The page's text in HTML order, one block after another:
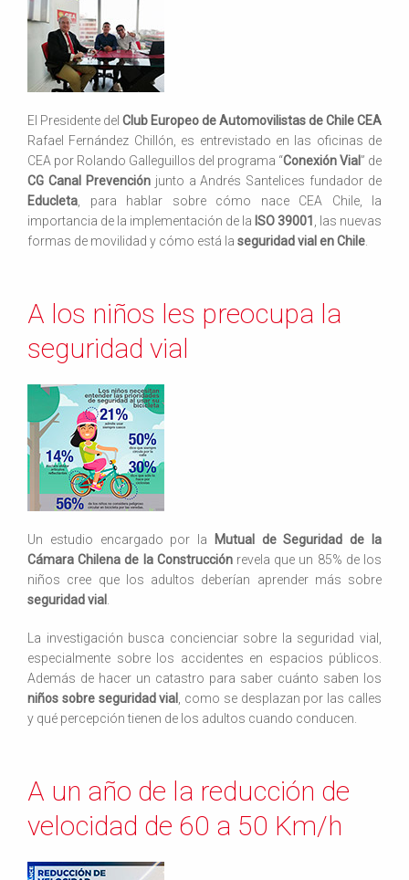
El Presidente del Club Europeo de Automovilistas de Chile CEA
Rafael Fernández Chillón, es entrevistado en las oficinas de
CEA por Rolando Galleguillos del programa “Conexión Vial” de
CG Canal Prevenciónjunto a Andrés Santelices fundador de
Educleta , para hablar sobre cómo nace CEA Chile, la
importancia de la implementación de la ISO 39001
, las nuevas
formas de movilidad y cómo está la seguridad vial en Chile
A los niños les preocupa la
seguridad vial
Un estudio encargado por la
Mutual de Seguridad de la
Cámara Chilena de la Construcciónrevela que un 85% de los
niños cree que los adultos deberían aprender más sobre
seguridad vial
La investigación busca concienciar sobre la seguridad vial,
especialmente sobre los accidentes en espacios públicos.
Además de hacer un catastro para saber cuánto saben los
niños sobre seguridad vial
, como se desplazan por las calles
y qué percepción tienen de los adultos cuando conducen.
A un año de la reducción de
velocidad de 60 a 50 Km/h